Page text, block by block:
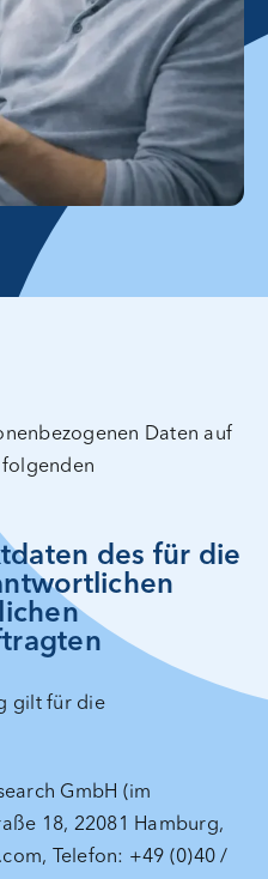
Daten auf
des für die
gilt für die
GmbH (im
18, 22081 Hamburg,
Telefon: +49 (0)40 /